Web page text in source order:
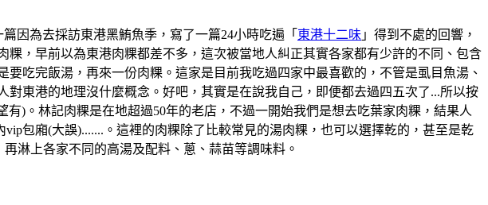
因為去採訪東港黑鮪魚季，寫了一篇24小時吃遍「 東港十二味 」得到不處的回響，
，早前以為東港肉粿都差不多，這次被當地人糾正其實各家都有少許的不同、包含
吃完飯湯，再來一份肉粿。這家是目前我吃過四家中最喜歡的，不管是虱目魚湯、
對東港的地理沒什麼概念。好吧，其實是在說我自己，即便都去過四五次了...所以按
)。林記肉粿是在地超過50年的老店，不過一開始我們是想去吃葉家肉粿，結果人
包廂(大誤).......。這裡的肉粿除了比較常見的湯肉粿，也可以選擇乾的，甚至是乾
淋上各家不同的高湯及配料、蔥、蒜苗等調味料。